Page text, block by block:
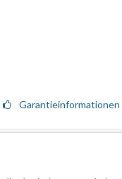
Garantieinformationen